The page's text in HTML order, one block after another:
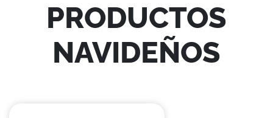
PRODUCTOS
NAVIDEÑOS